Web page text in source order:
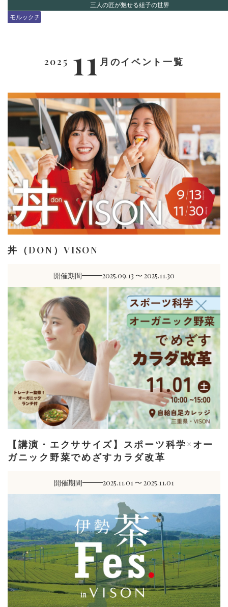
三人の匠が魅せる組子の世界
モルックチャレンジ
2025 11 月 のイベント一覧
丼（DON）VISON
開催期間 2025.09.13 〜 2025.11.30
【講演・エクササイズ】スポーツ科学×オー
ガニック野菜でめざすカラダ改革
開催期間 2025.11.01 〜 2025.11.01